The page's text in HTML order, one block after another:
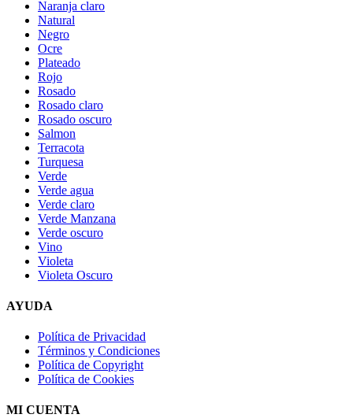
Naranja claro
Natural
Negro
Ocre
Plateado
Rojo
Rosado
Rosado claro
Rosado oscuro
Salmon
Terracota
Turquesa
Verde
Verde agua
Verde claro
Verde Manzana
Verde oscuro
Vino
Violeta
Violeta Oscuro
AYUDA
Política de Privacidad
Términos y Condiciones
Política de Copyright
Política de Cookies
MI CUENTA